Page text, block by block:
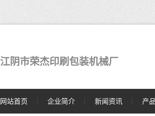
江阴市荣杰印刷包装机械厂
网站首页 企业简介 新闻资讯 产